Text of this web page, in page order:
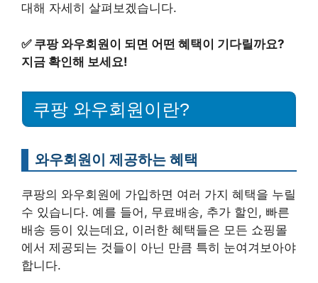
대해 자세히 살펴보겠습니다.
✅ 쿠팡 와우회원이 되면 어떤 혜택이 기다릴까요?
지금 확인해 보세요!
쿠팡 와우회원이란?
와우회원이 제공하는 혜택
쿠팡의 와우회원에 가입하면 여러 가지 혜택을 누릴
수 있습니다. 예를 들어, 무료배송, 추가 할인, 빠른
배송 등이 있는데요, 이러한 혜택들은 모든 쇼핑몰
에서 제공되는 것들이 아닌 만큼 특히 눈여겨보아야
합니다.